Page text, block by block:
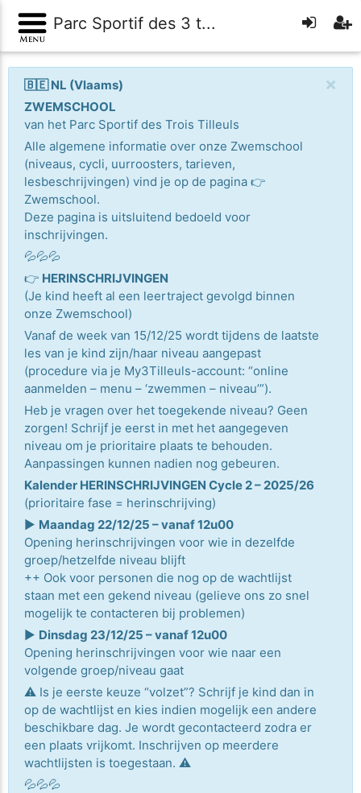
Parc Sportif des 3 t...
×
🇧🇪 NL (Vlaams)
ZWEMSCHOOL
van het Parc Sportif des Trois Tilleuls
Alle algemene informatie over onze Zwemschool
(niveaus, cycli, uurroosters, tarieven,
lesbeschrijvingen) vind je op de pagina 👉
Zwemschool.
Deze pagina is uitsluitend bedoeld voor
inschrijvingen.
💦💦💦
👉 HERINSCHRIJVINGEN
(Je kind heeft al een leertraject gevolgd binnen
onze Zwemschool)
Vanaf de week van 15/12/25 wordt tijdens de laatste
les van je kind zijn/haar niveau aangepast
(procedure via je My3Tilleuls-account: “online
aanmelden – menu – ‘zwemmen – niveau’”).
Heb je vragen over het toegekende niveau? Geen
zorgen! Schrijf je eerst in met het aangegeven
niveau om je prioritaire plaats te behouden.
Aanpassingen kunnen nadien nog gebeuren.
Kalender HERINSCHRIJVINGEN Cycle 2 – 2025/26
(prioritaire fase = herinschrijving)
▶️ Maandag 22/12/25 – vanaf 12u00
Opening herinschrijvingen voor wie in dezelfde
groep/hetzelfde niveau blijft
++ Ook voor personen die nog op de wachtlijst
staan met een gekend niveau (gelieve ons zo snel
mogelijk te contacteren bij problemen)
▶️ Dinsdag 23/12/25 – vanaf 12u00
Opening herinschrijvingen voor wie naar een
volgende groep/niveau gaat
⚠️ Is je eerste keuze “volzet”? Schrijf je kind dan in
op de wachtlijst en kies indien mogelijk een andere
beschikbare dag. Je wordt gecontacteerd zodra er
een plaats vrijkomt. Inschrijven op meerdere
wachtlijsten is toegestaan. ⚠️
💦💦💦